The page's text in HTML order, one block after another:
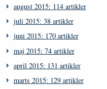
august 2015: 114 artikler
juli 2015: 38 artikler
juni 2015: 170 artikler
maj 2015: 74 artikler
april 2015: 131 artikler
marts 2015: 129 artikler